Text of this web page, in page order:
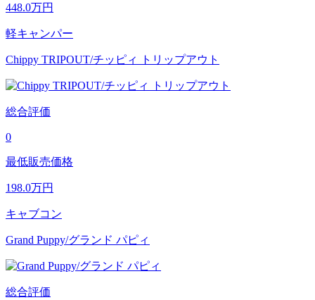
448.0万円
軽キャンパー
Chippy TRIPOUT/チッピィ トリップアウト
総合評価
0
最低販売価格
198.0万円
キャブコン
Grand Puppy/グランド パピィ
総合評価